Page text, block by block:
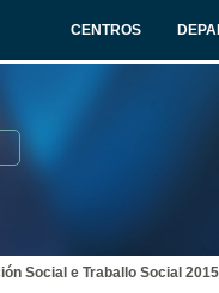
CENTROS
Social e Traballo Social